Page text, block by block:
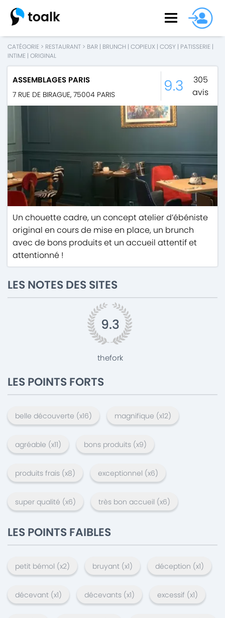
CATÉGORIE > RESTAURANT > BAR | BRUNCH | COPIEUX | COSY | PATISSERIE |
INTIME | ORIGINAL
ASSEMBLAGES PARIS
7 RUE DE BIRAGUE, 75004 PARIS 9.3
305
avis
Un chouette cadre, un concept atelier d’ébéniste
original en cours de mise en place, un brunch
avec de bons produits et un accueil attentif et
attentionné !
LES NOTES DES SITES
9.3
thefork
LES POINTS FORTS
belle découverte (x16) magnifique (x12)
agréable (x11) bons produits (x9)
produits frais (x8) exceptionnel (x6)
super qualité (x6) très bon accueil (x6)
LES POINTS FAIBLES
petit bémol (x2) bruyant (x1) déception (x1)
décevant (x1) décevants (x1) excessif (x1)